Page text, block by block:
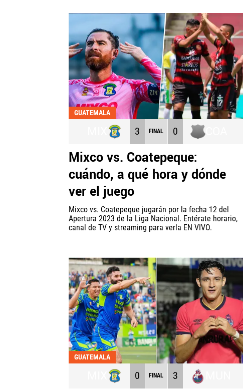
GUATEMALA
3 FINAL 0 COA
Mixco vs. Coatepeque:
cuándo, a qué hora y dónde
ver el juego
Mixco vs. Coatepeque jugarán por la fecha 12 del
Apertura 2023 de la Liga Nacional. Entérate horario,
canal de TV y streaming para verla EN VIVO.
GUATEMALA
0 FINAL 3